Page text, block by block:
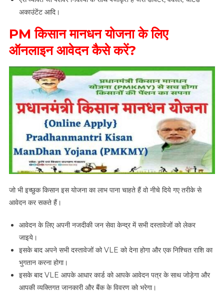
अकाउंटेंट आदि।
PM किसान मानधन योजना के लिए
ऑनलाइन आवेदन कैसे करें?
जो भी इच्छुक किसान इस योजना का लाभ पाना चाहते हैं वो नीचे दिये गए तरीके से
आवेदन कर सकते हैं।
आवेदन के लिए अपनी नजदीकी जन सेवा केन्द्र में सभी दस्तावेजों को लेकर
जाइये।
इसके बाद अपने सभी दस्तावेजों को VLE को देना होगा और एक निश्चित राशि का
भुगतान करना होगा।
इसके बाद VLE आपके आधार कार्ड को आपके आवेदन पत्र के साथ जोड़ेगा और
आपकी व्यक्तिगत जानकारी और बैंक के विवरण को भरेगा।